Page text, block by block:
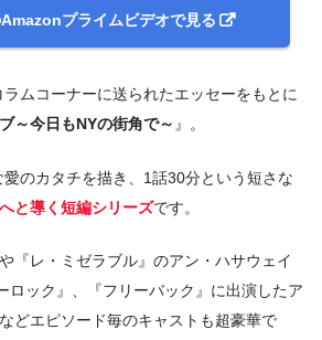
プライムビデオで見る
ムコーナーに送られたエッセーをもとに
～今日もNYの街角で～ 』。
のカタチを描き、1話30分という短さな
と導く短編シリーズです。
『レ・ミゼラブル』のアン・ハサウェイ
ロック』、『フリーバック』に出演したア
どエピソード毎のキャストも超豪華で